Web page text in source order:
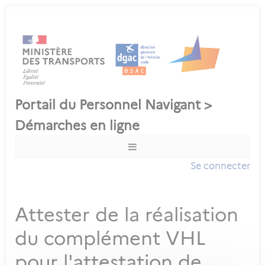
Se connecter
Attester de la réalisation
du complément VHL